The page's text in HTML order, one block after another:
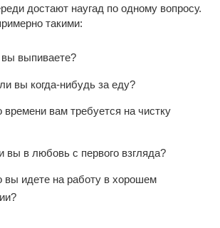
достают наугад по одному вопросу.
такими:
выпиваете?
вы когда-нибудь за еду?
времени вам требуется на чистку
вы в любовь с первого взгляда?
вы идете на работу в хорошем